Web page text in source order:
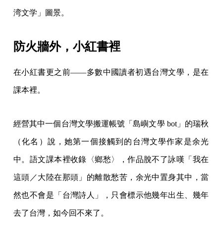
湾文学」圖景。
防火牆外，小紅書裡
在小紅書更之前——多數中國讀者初遇台灣文學，是在
課本裡。
經營其中一個台灣文學搬運帳號「島嶼文學 bot」的瑞秋
（化名）說，她第一個接觸到的台灣文學作家是余光
中。語文課本裡收錄〈鄉愁〉，作品脫不了詠嘆「我在
這頭／大陸在那頭」的離散愁苦，余光中置身其中，當
然也不會是「台灣詩人」，只會標示他幾年出生、幾年
去了台灣，如今回不來了。